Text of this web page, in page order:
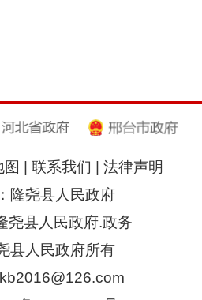
图 联系我们
法律声明
隆尧县人民政府
尧县人民政府.政务
县人民政府所有